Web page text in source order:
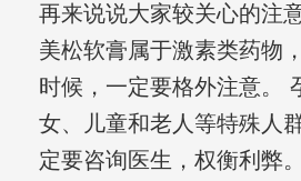
再来说说大家较关心的注
美松软膏属于激素类药物
时候，一定要格外注意。
女、儿童和老人等特殊人
定要咨询医生，权衡利弊